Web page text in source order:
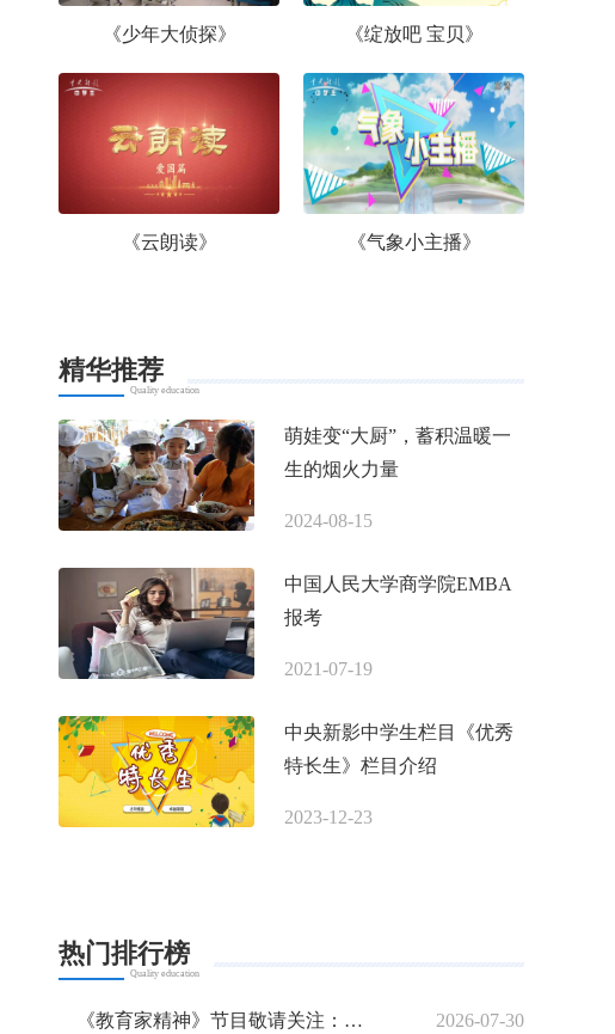
《少年大侦探》 《绽放吧 宝贝》
《云朗读》 《气象小主播》
精华推荐
Quality education
萌娃变“大厨”，蓄积温暖一
生的烟火力量
2024-08-15
中国人民大学商学院EMBA
报考
2021-07-19
中央新影中学生栏目《优秀
特长生》栏目介绍
2023-12-23
热门排行榜
Quality education
《教育家精神》节目敬请关注：名师专访---曾培燊
2026-07-30